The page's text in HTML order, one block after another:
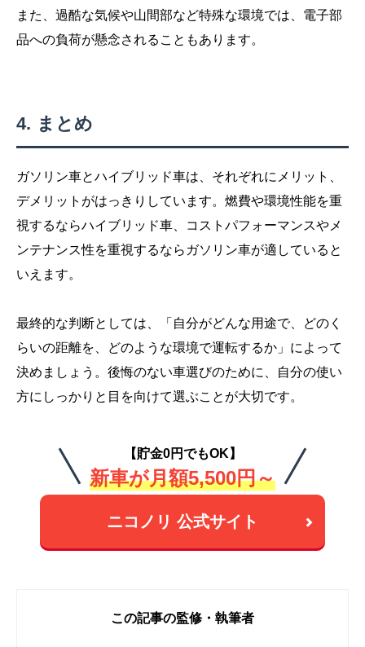
また、過酷な気候や山間部など特殊な環境では、電子部
品への負荷が懸念されることもあります。
まとめ
ガソリン車とハイブリッド車は、それぞれにメリット、
デメリットがはっきりしています。燃費や環境性能を重
視するならハイブリッド車、コストパフォーマンスやメ
ンテナンス性を重視するならガソリン車が適していると
いえます。
最終的な判断としては、「自分がどんな用途で、どのく
らいの距離を、どのような環境で運転するか」によって
決めましょう。後悔のない車選びのために、自分の使い
方にしっかりと目を向けて選ぶことが大切です。
【貯金0円でもOK】
新車が月額5,500円～
ニコノリ 公式サイト
この記事の監修・執筆者